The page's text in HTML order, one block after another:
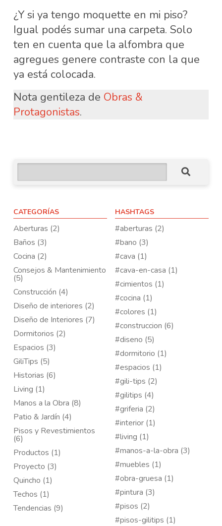
¿Y si ya tengo moquette en mi piso?
Igual podés sumar una carpeta. Solo
ten en cuenta que la alfombra que
agregues genere contraste con la que
ya está colocada.
Nota gentileza de Obras &
Protagonistas.
CATEGORÍAS
Aberturas (2)
Baños (3)
Cocina (2)
Consejos & Mantenimiento
(5)
Construcción (4)
Diseño de interiores (2)
Diseño de Interiores (7)
Dormitorios (2)
Espacios (3)
GiliTips (5)
Historias (6)
Living (1)
Manos a la Obra (8)
Patio & Jardín (4)
Pisos y Revestimientos
(6)
Productos (1)
Proyecto (3)
Quincho (1)
Techos (1)
Tendencias (9)
HASHTAGS
#aberturas (2)
#bano (3)
#cava (1)
#cava-en-casa (1)
#cimientos (1)
#cocina (1)
#colores (1)
#construccion (6)
#diseno (5)
#dormitorio (1)
#espacios (1)
#gili-tips (2)
#gilitips (4)
#griferia (2)
#interior (1)
#living (1)
#manos-a-la-obra (3)
#muebles (1)
#obra-gruesa (1)
#pintura (3)
#pisos (2)
#pisos-gilitips (1)